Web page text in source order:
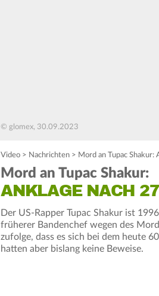
© glomex, 30.09.2023
Video > Nachrichten > Mord an Tupac Shakur:
Mord an Tupac Shakur:
ANKLAGE NACH
Der US-Rapper Tupac Shakur ist
früherer Bandenchef wegen des
zufolge, dass es sich bei dem heute
hatten aber bislang keine Beweise.